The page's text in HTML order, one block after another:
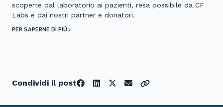
scoperte dal laboratorio ai pazienti, resa possibile da CF
Labs e dai nostri partner e donatori.
PER SAPERNE DI PIÙ
Condividi il post